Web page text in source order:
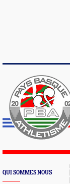
QUI SOMMES NOUS